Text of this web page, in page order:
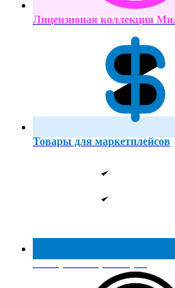
Лицензионая коллекция
Товары для маркетплейсов
Реестр МинПромТорга